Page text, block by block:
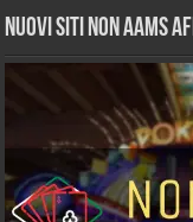
Nuovi siti non AAMS